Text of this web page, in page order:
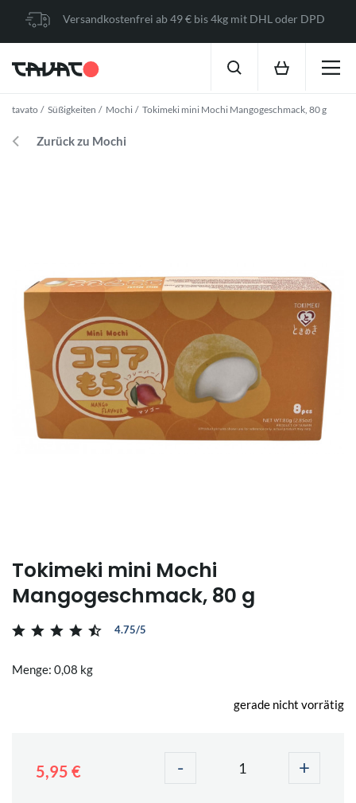
Versandkostenfrei ab 49 € bis 4kg mit DHL oder DPD
tavato Süßigkeiten Mochi Tokimeki mini Mochi Mangogeschmack, 80 g
Zurück zu Mochi
Tokimeki mini Mochi
Mangogeschmack, 80 g
4.75/5
Menge: 0,08 kg
gerade nicht vorrätig
5,95 € - +